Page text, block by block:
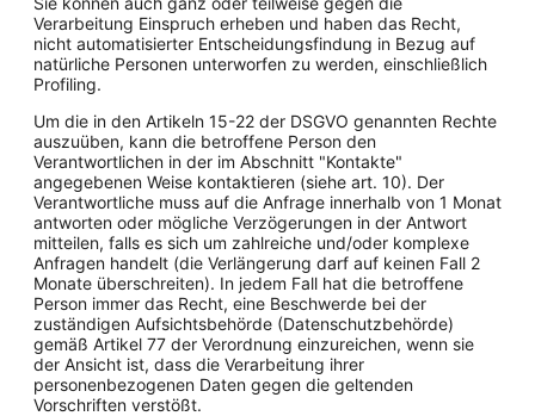
Verarbeitung Einspruch erheben und haben das Recht,
nicht automatisierter Entscheidungsfindung in Bezug auf
natürliche Personen unterworfen zu werden, einschließlich
Profiling.
Um die in den Artikeln 15-22 der DSGVO genannten Rechte
auszuüben, kann die betroffene Person den
Verantwortlichen in der im Abschnitt "Kontakte"
angegebenen Weise kontaktieren (siehe art. 10). Der
Verantwortliche muss auf die Anfrage innerhalb von 1 Monat
antworten oder mögliche Verzögerungen in der Antwort
mitteilen, falls es sich um zahlreiche und/oder komplexe
Anfragen handelt (die Verlängerung darf auf keinen Fall 2
Monate überschreiten). In jedem Fall hat die betroffene
Person immer das Recht, eine Beschwerde bei der
zuständigen Aufsichtsbehörde (Datenschutzbehörde)
gemäß Artikel 77 der Verordnung einzureichen, wenn sie
der Ansicht ist, dass die Verarbeitung ihrer
personenbezogenen Daten gegen die geltenden
Vorschriften verstößt.